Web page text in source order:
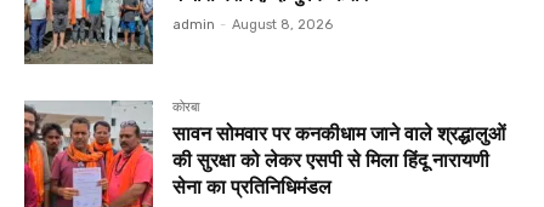
admin - August 8, 2026
कोरबा
सावन सोमवार पर कनकीधाम जाने वाले श्रद्धालुओं
की सुरक्षा को लेकर एसपी से मिला हिंदू नारायणी
सेना का प्रतिनिधिमंडल